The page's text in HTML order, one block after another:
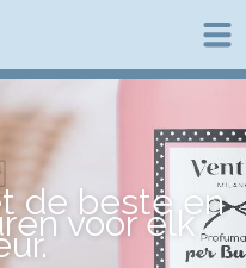
de beste en
voor elk